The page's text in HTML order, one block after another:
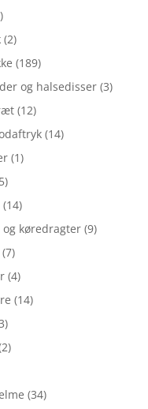
(2)
(189)
og halsedisser (3)
(12)
(14)
(1)
(14)
køredragter (9)
(7)
(4)
(14)
(34)